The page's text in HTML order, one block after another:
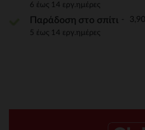
6 έως 14 εργ.ημέρες
Παράδοση στο σπίτι
5 έως 14 εργ.ημέρες